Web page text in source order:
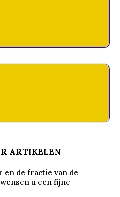
ARTIKELEN
en de fractie van de
u een fijne